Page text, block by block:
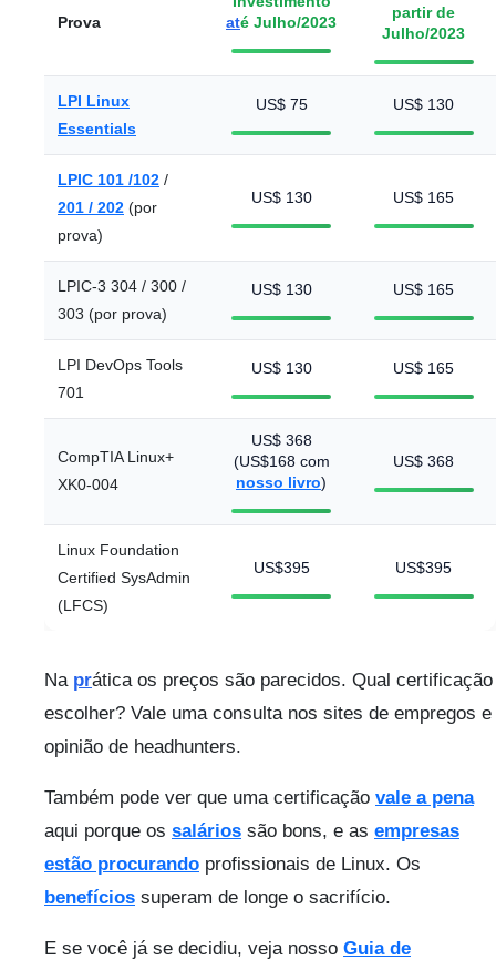
Prova
até Julho/2023
partir de
Julho/2023
LPI Linux
Essentials
US$ 75 US$ 130
LPIC 101 /102 /
201 / 202 (por
prova)
US$ 130 US$ 165
LPIC-3 304 / 300 /
303 (por prova)
US$ 130 US$ 165
LPI DevOps Tools
701
US$ 130 US$ 165
CompTIA Linux+
XK0-004
US$ 368
(US$168 com
nosso livro)
US$ 368
Linux Foundation
Certified SysAdmin
(LFCS)
US$395 US$395
Na prática os preços são parecidos. Qual certificação
escolher? Vale uma consulta nos sites de empregos e
opinião de headhunters.
Também pode ver que uma certificação vale a pena
aqui porque os salários são bons, e as empresas
estão procurando profissionais de Linux. Os
benefícios superam de longe o sacrifício.
E se você já se decidiu, veja nosso Guia de